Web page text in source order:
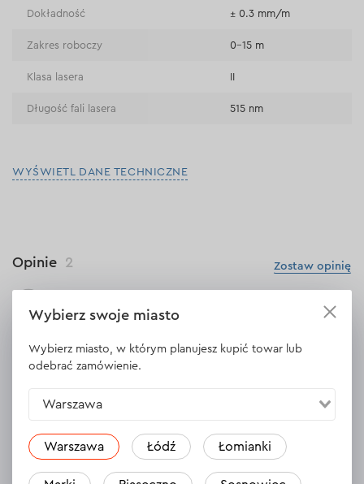
Dokładność ± 0.3 mm/m
Zakres roboczy 0–15 m
Klasa lasera ІІ
Długość fali lasera 515 nm
WYŚWIETL DANE TECHNICZNE
Zostaw opinię
Opinie 2
05.08.2026
Szukałem poziomicy laserowej do remontu mieszkania i
ostatecznie wybrałem ten model. Wiązka jest wyraźna, zielona i
doskonale widoczna nawet przy świetle dziennym. Bardzo
przydała mi się również blokada wahadła, która umożliwia
wyznaczanie linii pod kątem — wykorzystałem ją podczas
montażu balustrady na schodach. Dokładność na poziomie ±0,3
mm/m jest w zupełności wystarczająca do domowych prac.
Wybierz swoje miasto
Wybierz miasto, w którym planujesz kupić towar lub
odebrać zamówienie.
Warszawa
Warszawa Łódź Łomianki